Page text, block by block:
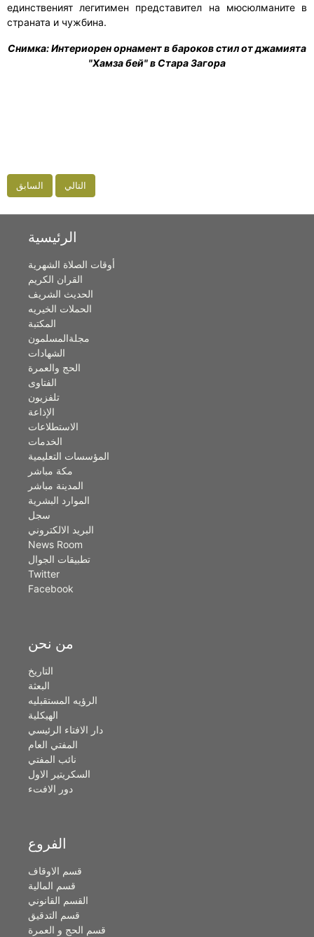
единственият легитимен представител на мюсюлманите в
страната и чужбина.
Снимка:Интериорен орнамент в бароков стил от джамията
"Хамза бей" в Стара Загора
السابق التالي
الرئيسية
أوقات الصلاة الشهرية
القران الكريم
الحديث الشريف
الحملات الخيريه
المكتبة
مجلةالمسلمون
الشهادات
الحج والعمرة
الفتاوى
تلفزيون
الإذاعة
الاستطلاعات
الخدمات
المؤسسات التعليمية
مكة مباشر
المدينة مباشر
الموارد البشرية
سجل
البريد الالكتروني
News Room
تطبيقات الجوال
Twitter
Facebook
من نحن
التاريخ
البعثة
الرؤيه المستقبليه
الهيكلية
دار الافتاء الرئيسي
المفتي العام
نائب المفتي
السكريتير الاول
دور الافتء
الفروع
قسم الاوقاف
قسم المالية
القسم القانوني
قسم التدقيق
قسم الحج و العمرة